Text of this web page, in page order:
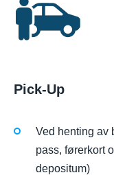
Pick-Up
Ved henting av
pass, førerkort
depositum)